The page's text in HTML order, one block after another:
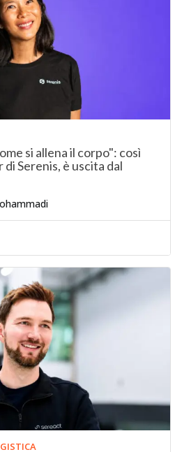
si allena il corpo": così
Serenis, è uscita dal